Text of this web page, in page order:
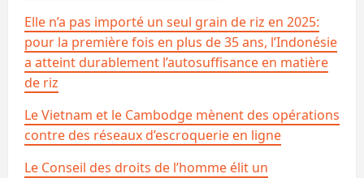
Elle n’a pas importé un seul grain de riz en 2025:
pour la première fois en plus de 35 ans, l’Indonésie
a atteint durablement l’autosuffisance en matière
de riz
Le Vietnam et le Cambodge mènent des opérations
contre des réseaux d’escroquerie en ligne
Le Conseil des droits de l’homme élit un